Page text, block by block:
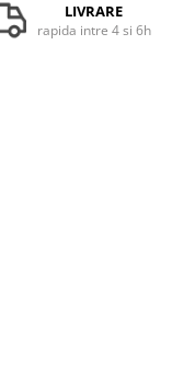
LIVRARE
rapida intre 4 si 6h